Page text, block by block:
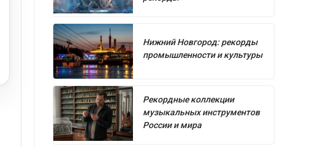
Нижний Новгород: рекорды
промышленности и культуры
Рекордные коллекции
музыкальных инструментов
России и мира